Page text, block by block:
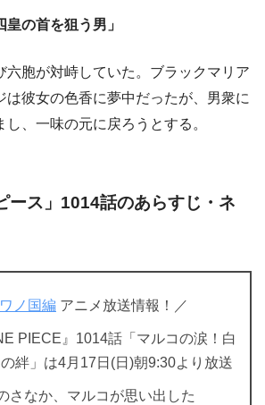
の首を狙う男」
六胞が対峙していた。ブラックマリア
は彼女の色香に夢中だったが、男衆に
、一味の元に戻ろうとする。
ース」1014話のあらすじ・ネ
ノ国編 アニメ放送情報！／
PIECE』1014話「マルコの涙！白
絆」は4月17日(日)朝9:30より放送
さなか、マルコが思い出した